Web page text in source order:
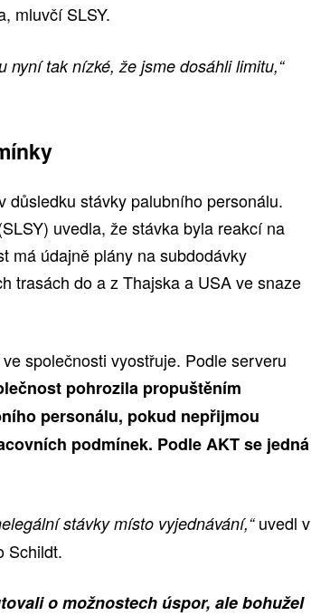
mluvčí SLSY.
nyní tak nízké, že jsme dosáhli limitu,“
důsledku stávky palubního personálu.
uvedla, že stávka byla reakcí na
má údajně plány na subdodávky
trasách do a z Thajska a USA ve snaze
společnosti vyostřuje. Podle serveru
pohrozila propuštěním
personálu, pokud nepřijmou
podmínek. Podle AKT se jedná
stávky místo vyjednávání,“uvedl v
Schildt.
o možnostech úspor, ale bohužel